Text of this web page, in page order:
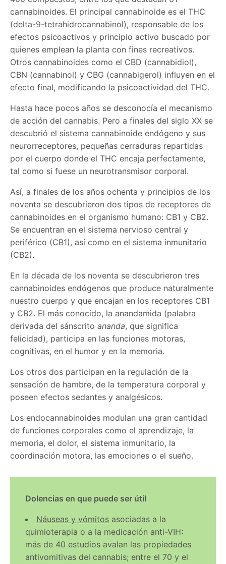
cannabinoides. El principal cannabinoide es el THC
(delta-9-tetrahidrocannabinol), responsable de los
efectos psicoactivos y principio activo buscado por
quienes emplean la planta con fines recreativos.
Otros cannabinoides como el CBD (cannabidiol),
CBN (cannabinol) y CBG (cannabigerol) influyen en el
efecto final, modificando la psicoactividad del THC.
Hasta hace pocos años se desconocía el mecanismo
de acción del cannabis. Pero a finales del siglo XX se
descubrió el sistema cannabinoide endógeno y sus
neurorreceptores, pequeñas cerraduras repartidas
por el cuerpo donde el THC encaja perfectamente,
tal como si fuese un neurotransmisor corporal.
Así, a finales de los años ochenta y principios de los
noventa se descubrieron dos tipos de receptores de
cannabinoides en el organismo humano: CB1 y CB2.
Se encuentran en el sistema nervioso central y
periférico (CB1), así como en el sistema inmunitario
(CB2).
En la década de los noventa se descubrieron tres
cannabinoides endógenos que produce naturalmente
nuestro cuerpo y que encajan en los receptores CB1
y CB2. El más conocido, la anandamida (palabra
derivada del sánscritoananda, que significa
felicidad), participa en las funciones motoras,
cognitivas, en el humor y en la memoria.
Los otros dos participan en la regulación de la
sensación de hambre, de la temperatura corporal y
poseen efectos sedantes y analgésicos.
Los endocannabinoides modulan una gran cantidad
de funciones corporales como el aprendizaje, la
memoria, el dolor, el sistema inmunitario, la
coordinación motora, las emociones o el sueño.
Dolencias en que puede ser útil
Náuseas y vómitos asociadas a la
quimioterapia o a la medicación anti-VIH:
más de 40 estudios avalan las propiedades
antivomitivas del cannabis; entre el 70 y el